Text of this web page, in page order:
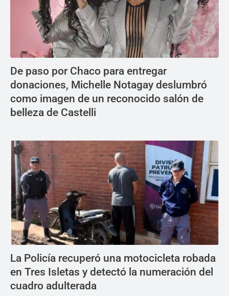
De paso por Chaco para entregar
donaciones, Michelle Notagay deslumbró
como imagen de un reconocido salón de
belleza de Castelli
La Policía recuperó una motocicleta robada
en Tres Isletas y detectó la numeración del
cuadro adulterada